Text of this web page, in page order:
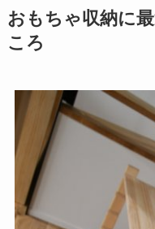
おもちゃ収納に
ころ